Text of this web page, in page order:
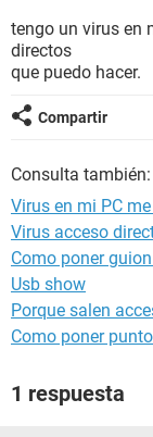
tengo un virus en
directos
que puedo hacer.
Compartir
Consulta también:
Virus en mi PC
Virus acceso
Como poner
Usb show
Porque salen
Como poner
1 respuesta